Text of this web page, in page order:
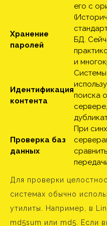
его с
Хранение
паролей
БД.
и
Идентификация
контента
Системы
поиска
Проверка баз
данных
При
Для проверки
системах обычно
утилиты. Например, в
md5sum или md5. Если